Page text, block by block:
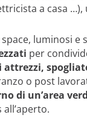
a casa
luminosi
per
o post
di un’area